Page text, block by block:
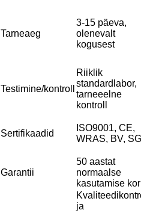
Tarneaeg
3-15 päeva,
olenevalt
kogusest
Testimine/kontroll
Riiklik
standardlabor,
tarneeelne
kontroll
Sertifikaadid
ISO9001, CE,
WRAS, BV,
Garantii
50 aastat
normaalse
kasutamise
ja